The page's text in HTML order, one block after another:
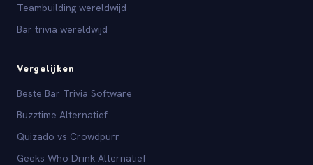
Teambuilding wereldwijd
Bar trivia wereldwijd
Vergelijken
Beste Bar Trivia Software
Buzztime Alternatief
Quizado vs Crowdpurr
Geeks Who Drink Alternatief